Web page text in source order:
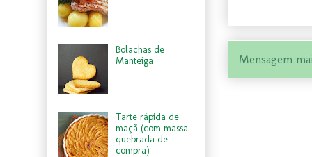
Mensagem
Bolachas de
Manteiga
Tarte rápida de
maçã (com massa
quebrada de
compra)